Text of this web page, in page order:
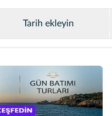
Tarih ekleyin